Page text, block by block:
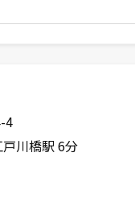
4
川橋駅 6分